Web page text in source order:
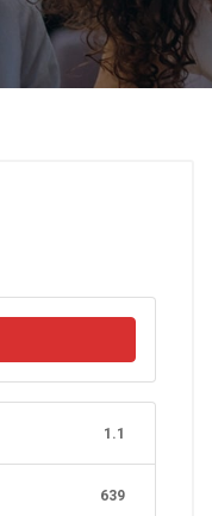
1.1
639